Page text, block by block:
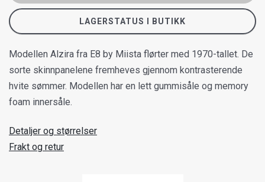
LAGERSTATUS I BUTIKK
Modellen Alzira fra E8 by Miista flørter med 1970-tallet. De
sorte skinnpanelene fremheves gjennom kontrasterende
hvite sømmer. Modellen har en lett gummisåle og memory
foam innersåle.
Detaljer og størrelser
Frakt og retur